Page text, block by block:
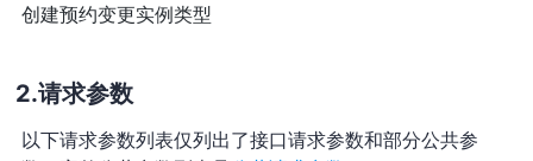
创建预约变更实例类型
请求参数
以下请求参数列表仅列出了接口请求参数和部分公共参